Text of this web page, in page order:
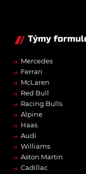
Týmy
→ Mercedes
→ Ferrari
→ McLaren
→ Red Bull
→ Racing Bulls
→ Alpine
→ Haas
→ Audi
→ Williams
→ Aston Martin
→ Cadillac